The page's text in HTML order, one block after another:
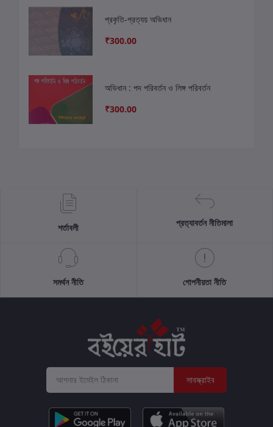
প্রকৃতি-প্রত্যয় অভিধান
₹300.00
অভিধান : পদ পরিবর্তন ও লিঙ্গ পরিবর্তন
₹300.00
শর্তাবলী প্রত্যাবর্তন নীতিমালা
সমর্থন নীতি গোপনীয়তা নীতি
সাবস্ক্রাইব